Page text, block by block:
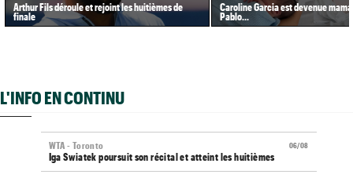
Arthur Fils déroule et rejoint les huitièmes de
finale
Caroline Garcia est devenue
Pablo...
L'INFO EN CONTINU
06/08
WTA - Toronto
Iga Swiatek poursuit son récital et atteint les huitièmes